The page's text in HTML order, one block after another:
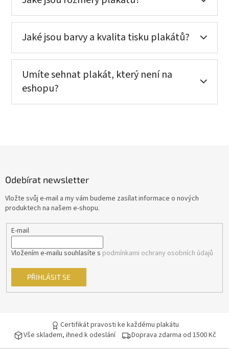
Jaké jsou barvy a kvalita tisku plakátů?
Umíte sehnat plakát, který není na
eshopu?
Odebírat newsletter
Vložte svůj e-mail a my vám budeme zasílat informace o nových
produktech na našem e-shopu.
E-mail
Vložením e-mailu souhlasíte s podmínkami ochrany osobních údajů
PŘIHLÁSIT SE
Certifikát pravosti ke každému plakátu
Vše skladem, ihned k odeslání
Doprava zdarma od 1500 Kč